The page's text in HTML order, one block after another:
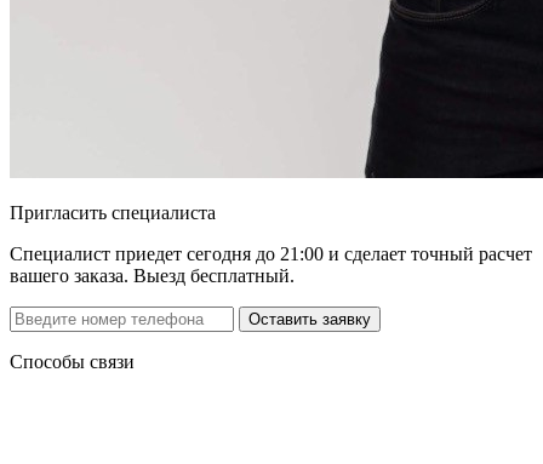
Пригласить специалиста
Специалист приедет сегодня до 21:00 и сделает точный расчет
вашего заказа. Выезд бесплатный.
Способы связи